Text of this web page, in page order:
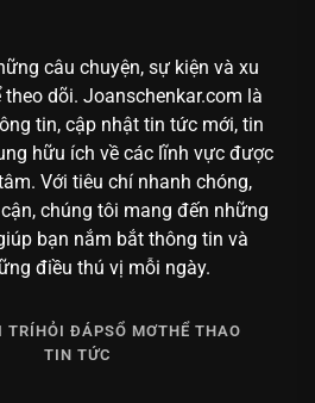
câu chuyện, sự kiện và xu
dõi. Joanschenkar.com là
tin, cập nhật tin tức mới, tin
hữu ích về các lĩnh vực được
Với tiêu chí nhanh chóng,
chúng tôi mang đến những
bạn nắm bắt thông tin và
điều thú vị mỗi ngày.
TRÍ HỎI ĐÁPSỔ MƠTHỂ THAO
TIN TỨC